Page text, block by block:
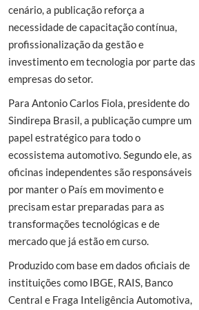
cenário, a publicação reforça a
necessidade de capacitação contínua,
profissionalização da gestão e
investimento em tecnologia por parte das
empresas do setor.
Para Antonio Carlos Fiola, presidente do
Sindirepa Brasil, a publicação cumpre um
papel estratégico para todo o
ecossistema automotivo. Segundo ele, as
oficinas independentes são responsáveis
por manter o País em movimento e
precisam estar preparadas para as
transformações tecnológicas e de
mercado que já estão em curso.
Produzido com base em dados oficiais de
instituições como IBGE, RAIS, Banco
Central e Fraga Inteligência Automotiva,